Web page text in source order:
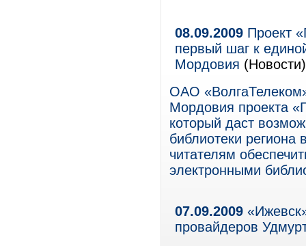
08.09.2009 Проект
первый шаг к
Мордовия (Новости)
ОАО
Мордовия проекта
который даст
библиотеки
читателям
электронными
07.09.2009
провайдеров